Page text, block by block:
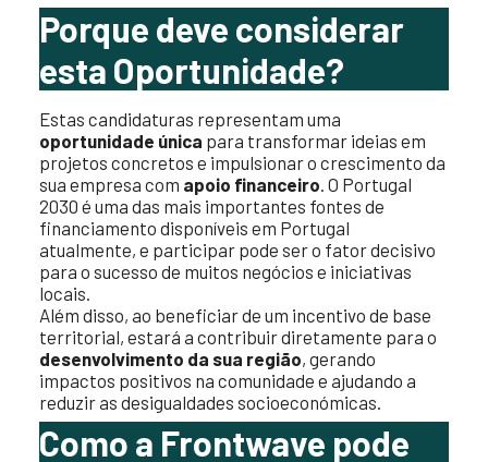
Porque deve considerar
esta Oportunidade?
Estas candidaturas representam uma
oportunidade única para transformar ideias em
projetos concretos e impulsionar o crescimento da
sua empresa com apoio financeiro . O Portugal
2030 é uma das mais importantes fontes de
financiamento disponíveis em Portugal
atualmente, e participar pode ser o fator decisivo
para o sucesso de muitos negócios e iniciativas
locais.
Além disso, ao beneficiar de um incentivo de base
territorial, estará a contribuir diretamente para o
desenvolvimento da sua região, gerando
impactos positivos na comunidade e ajudando a
reduzir as desigualdades socioeconómicas.
Como a Frontwave pode